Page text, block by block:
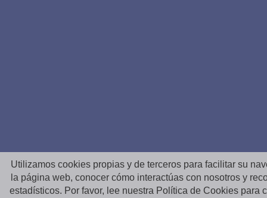
Utilizamos cookies propias y de terceros para facilitar su
la página web, conocer cómo interactúas con nosotros y
estadísticos. Por favor, lee nuestra Política de Cookies para